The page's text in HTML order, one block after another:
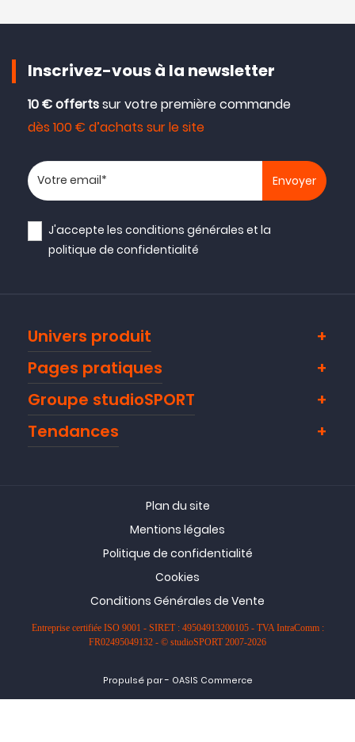
Inscrivez-vous à la newsletter
10 € offertssur votre première commande
dès 100 € d’achats sur le site
Votre adresse email
J'accepte lesconditions générales et la
politique de confidentialité
Univers produit
Pages pratiques
Groupe studioSPORT
Tendances
Plan du site
Mentions légales
Politique de confidentialité
Cookies
Conditions Générales de Vente
Entreprise certifiée ISO 9001 - SIRET : 49504913200105 - TVA IntraComm :
FR02495049132 - © studioSPORT 2007-2026
Propulsé par- OASIS Commerce